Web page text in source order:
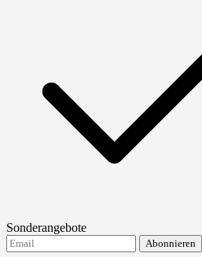
Sonderangebote
Abonnieren